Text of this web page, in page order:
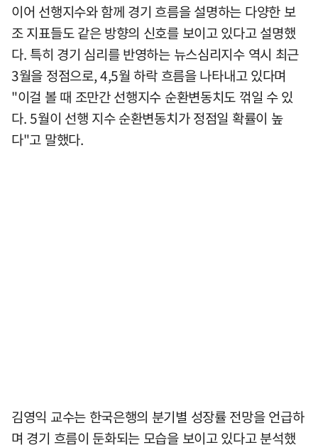
이어 선행지수와 함께 경기 흐름을 설명하는 다양한 보
조 지표들도 같은 방향의 신호를 보이고 있다고 설명했
다. 특히 경기 심리를 반영하는 뉴스심리지수 역시 최근
3월을 정점으로, 4,5월 하락 흐름을 나타내고 있다며
"이걸 볼 때 조만간 선행지수 순환변동치도 꺾일 수 있
다. 5월이 선행 지수 순환변동치가 정점일 확률이 높
다"고 말했다.
김영익 교수는 한국은행의 분기별 성장률 전망을 언급하
며 경기 흐름이 둔화되는 모습을 보이고 있다고 분석했